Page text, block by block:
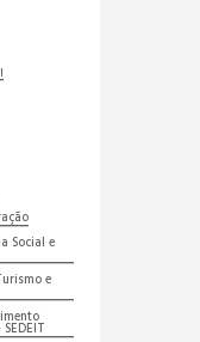
Social e
e